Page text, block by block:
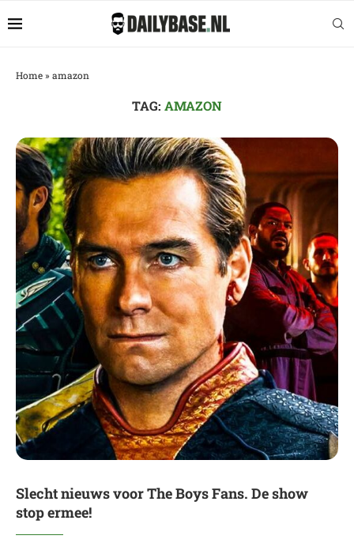
Home» amazon
TAG: AMAZON
Slecht nieuws voor The Boys Fans. De show
stop ermee!